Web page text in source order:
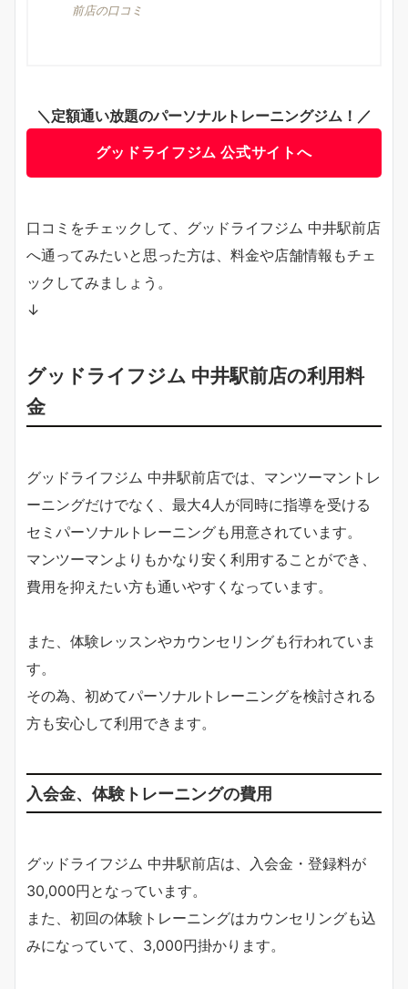
前店の口コミ
＼定額通い放題のパーソナルトレーニングジム！／
グッドライフジム 公式サイトへ
口コミをチェックして、グッドライフジム 中井駅前店
へ通ってみたいと思った方は、料金や店舗情報もチェ
ックしてみましょう。
↓
グッドライフジム 中井駅前店の利用料
金
グッドライフジム 中井駅前店では、マンツーマントレ
ーニングだけでなく、最大4人が同時に指導を受ける
セミパーソナルトレーニングも用意されています。
マンツーマンよりもかなり安く利用することができ、
費用を抑えたい方も通いやすくなっています。
また、体験レッスンやカウンセリングも行われていま
す。
その為、初めてパーソナルトレーニングを検討される
方も安心して利用できます。
入会金、体験トレーニングの費用
グッドライフジム 中井駅前店は、入会金・登録料が
30,000円となっています。
また、初回の体験トレーニングはカウンセリングも込
みになっていて、3,000円掛かります。